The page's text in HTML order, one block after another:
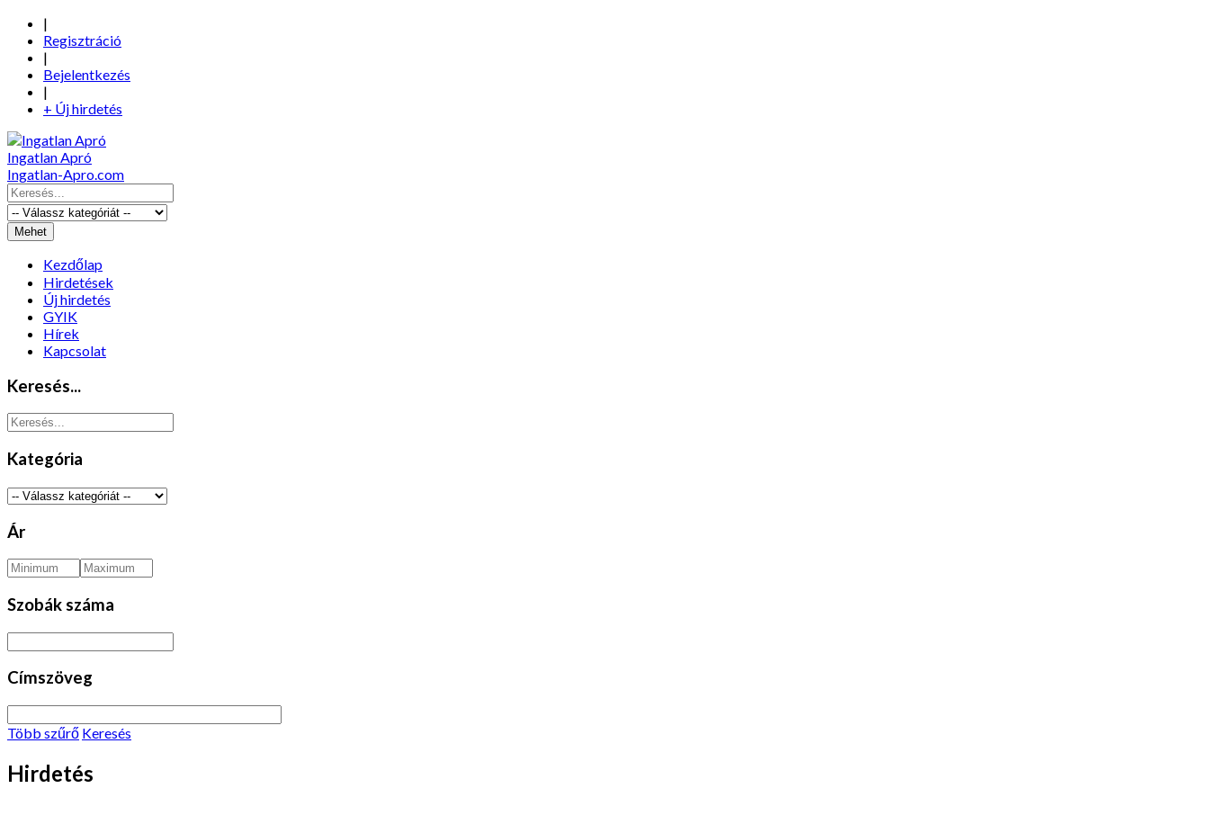
|
Regisztráció
|
Bejelentkezés
|
+ Új hirdetés
Ingatlan Apró
Ingatlan-Apro.com
Kezdőlap
Hirdetések
Új hirdetés
GYIK
Hírek
Kapcsolat
Keresés...
Kategória
Ár
Szobák száma
Címszöveg
Több szűrő Keresés
Hirdetés